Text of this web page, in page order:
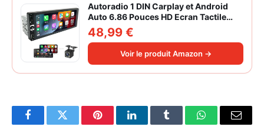
Autoradio 1 DIN Carplay et Android
Auto 6.86 Pouces HD Ecran Tactile
Poste Radio Voiture Soutien Lien
Miroir iOS/Android/Radio FM/USB/EQ
Autoradio Bluetooth Caméra de Recul
48,99 €
Voir le produit Amazon →
FacebookTwitter PinterestLinkedInTumblr WhatsAppEmail